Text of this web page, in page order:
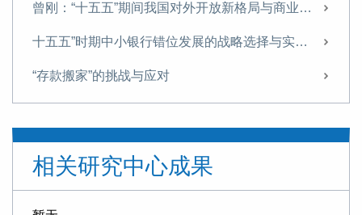
曾刚：“十五五”期间我国对外开放新格局与商业银行经营策略
十五五”时期中小银行错位发展的战略选择与实施路径
“存款搬家”的挑战与应对
信托业需从“规模为王”转向“能力至上”
探索非银机构流动性支持，筑牢金融安全网
相关研究中心成果